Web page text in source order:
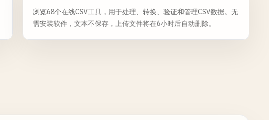
浏览68个在线CSV工具，用于处理、转换、验证和管理CSV数据。无
需安装软件，文本不保存，上传文件将在6小时后自动删除。